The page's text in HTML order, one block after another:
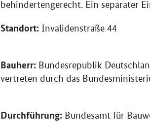
behindertengerecht. Ein separater
Standort: Invalidenstraße 44
Bauherr: Bundesrepublik
vertreten durch das
Durchführung: Bundesamt für